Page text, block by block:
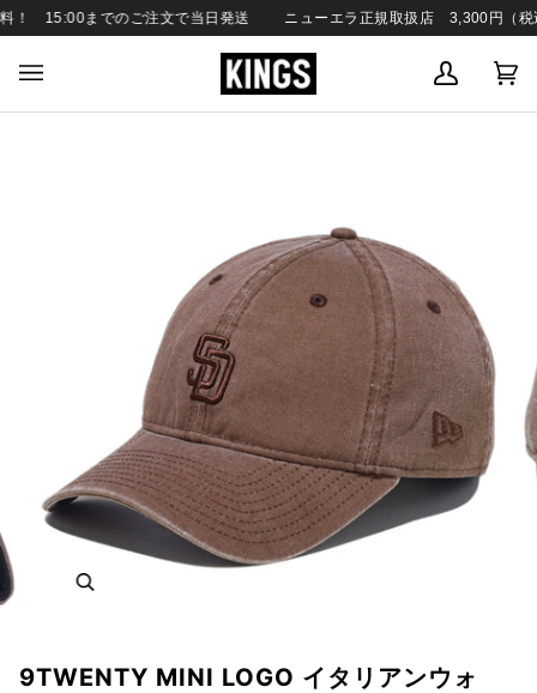
SKIP
TO
15:00までのご注文で当日発送 ニューエラ正規取扱店 3,300円（税込
9TWENTY MINI LOGO イタリアンウォ